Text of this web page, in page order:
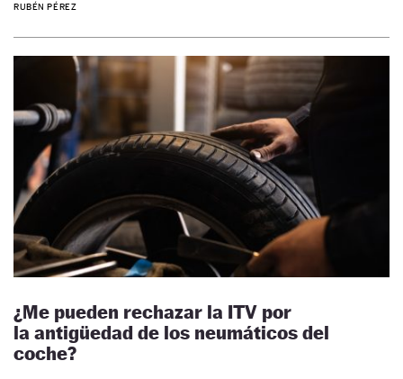
RUBÉN PÉREZ
¿Me pueden rechazar la ITV por
la antigüedad de los neumáticos del
coche?